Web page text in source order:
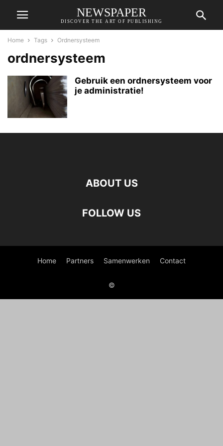
NEWSPAPER
DISCOVER THE ART OF PUBLISHING
Home Tags Ordnersysteem
ordnersysteem
Gebruik een ordnersysteem voor
je administratie!
ABOUT US
FOLLOW US
Home Partners Samenwerken Contact
©